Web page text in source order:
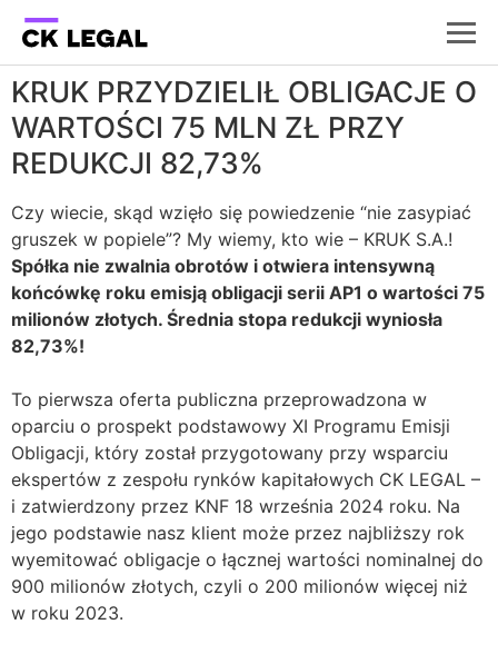
KRUK PRZYDZIELIŁ OBLIGACJE O
WARTOŚCI 75 MLN ZŁ PRZY
REDUKCJI 82,73%
Czy wiecie, skąd wzięło się powiedzenie “nie zasypiać
gruszek w popiele”? My wiemy, kto wie – KRUK S.A.!
Spółka nie zwalnia obrotów i otwiera intensywną
końcówkę roku emisją obligacji serii AP1 o wartości 75
milionów złotych. Średnia stopa redukcji wyniosła
82,73%!
To pierwsza oferta publiczna przeprowadzona w
oparciu o prospekt podstawowy XI Programu Emisji
Obligacji, który został przygotowany przy wsparciu
ekspertów z zespołu rynków kapitałowych CK LEGAL –
i zatwierdzony przez KNF 18 września 2024 roku. Na
jego podstawie nasz klient może przez najbliższy rok
wyemitować obligacje o łącznej wartości nominalnej do
900 milionów złotych, czyli o 200 milionów więcej niż
w roku 2023.